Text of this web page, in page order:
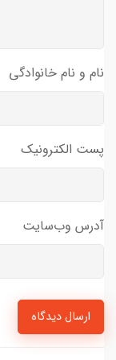
نام و نام خانوادگی
پست الکترونیک
آدرس وب‌سایت
ارسال دیدگاه